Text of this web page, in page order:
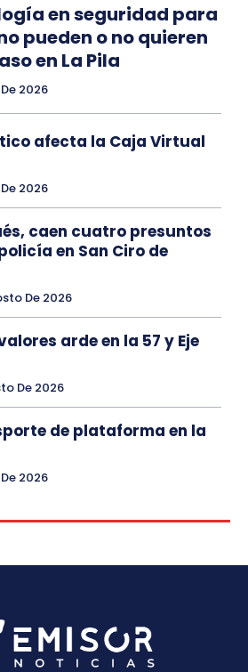
en seguridad para
pueden o no quieren
en La Pila
2026
afecta la Caja Virtual
2026
caen cuatro presuntos
en San Ciro de
De 2026
arde en la 57 y Eje
De 2026
de plataforma en la
2026